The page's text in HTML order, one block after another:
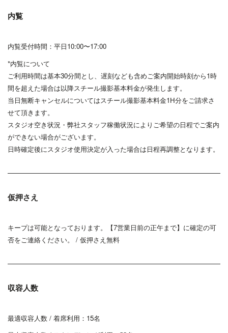
内覧
内覧受付時間：平日10:00〜17:00
*内覧について
ご利用時間は基本30分間とし、遅刻なども含めご案内開始時刻から1時
間を超えた場合は以降スチール撮影基本料金が発生します。
当日無断キャンセルについてはスチール撮影基本料金1H分をご請求さ
せて頂きます。
スタジオ空き状況・弊社スタッフ稼働状況によりご希望の日程でご案内
ができない場合がございます。
日時確定後にスタジオ使用決定が入った場合は日程再調整となります。
仮押さえ
キープは可能となっております。【7営業日前の正午まで】に確定の可
否をご連絡ください。 / 仮押さえ無料
収容人数
最適収容人数 / 着席利用：15名